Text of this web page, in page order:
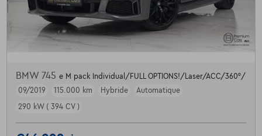
BMW 745 e M pack Individual/FULL OPTIONS!/Laser/ACC/360°/
09/2019
115.000 km Hybride
Automatique
290 kW ( 394 CV )